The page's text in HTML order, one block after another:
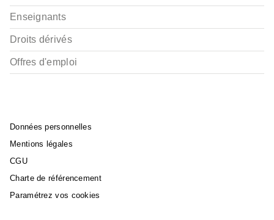
Enseignants
Droits dérivés
Offres d'emploi
Données personnelles
Mentions légales
CGU
Charte de référencement
Paramétrez vos cookies